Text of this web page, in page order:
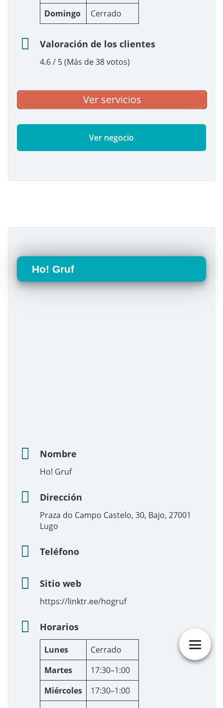
Domingo
Cerrado
Valoración de los clientes
4.6 / 5 (Más de 38 votos)
Ver servicios
Ver negocio
Ho! Gruf
Nombre
Ho! Gruf
Dirección
Praza do Campo Castelo, 30, Bajo, 27001
Lugo
Teléfono
Sitio web
https://linktr.ee/hogruf
Horarios
Lunes
Cerrado
Martes
17:30–1:00
Miércoles
17:30–1:00